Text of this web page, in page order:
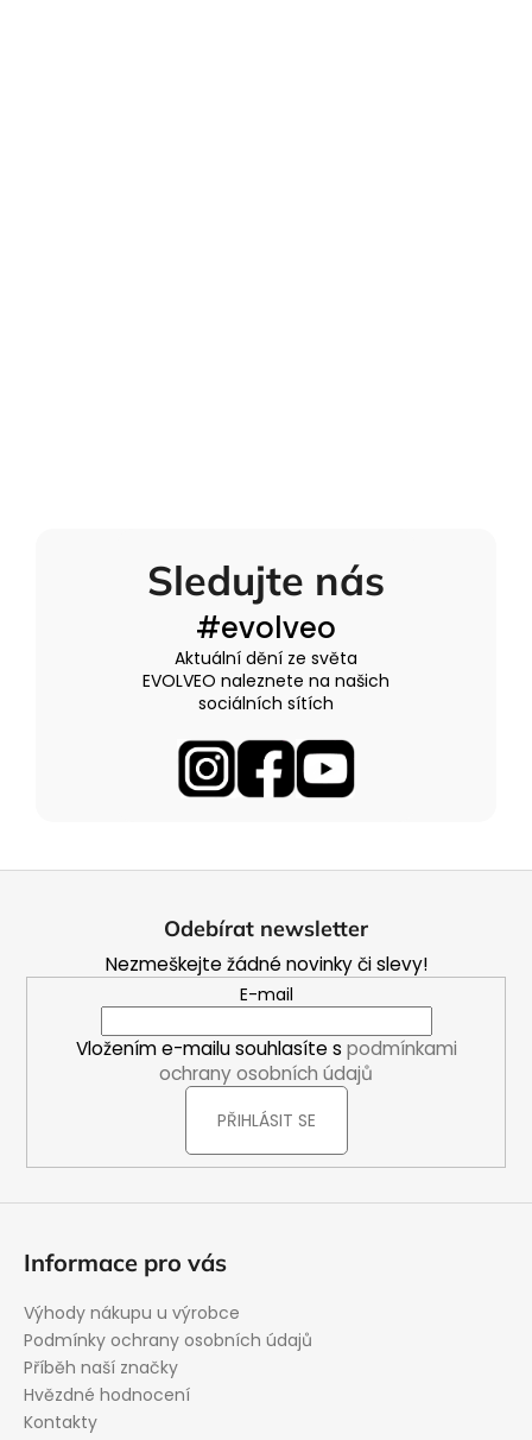
Sledujte nás
#evolveo
Aktuální dění ze světa
EVOLVEO naleznete na našich
sociálních sítích
Odebírat newsletter
Nezmeškejte žádné novinky či slevy!
E-mail
Vložením e-mailu souhlasíte s podmínkami
ochrany osobních údajů
PŘIHLÁSIT SE
Informace pro vás
Výhody nákupu u výrobce
Podmínky ochrany osobních údajů
Příběh naší značky
Hvězdné hodnocení
Kontakty